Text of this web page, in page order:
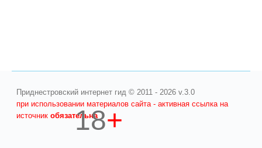
Приднестровский интернет гид © 2011 - 2026 v.3.0
при использовании материалов сайта - активная ссылка на
источникобязательна
18+